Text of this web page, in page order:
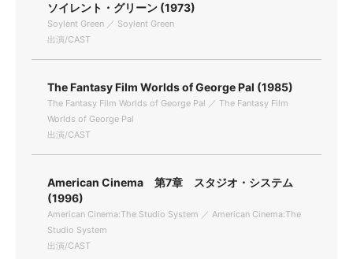
ソイレント・グリーン (1973)
Soylent Green ／ Soylent Green
出演/CAST
The Fantasy Film Worlds of George Pal (1985)
The Fantasy Film Worlds of George Pal ／ The Fantasy Film
Worlds of George Pal
出演/CAST
American Cinema 第7章 スタジオ・システム
(1996)
American Cinema:The Studio System ／ American Cinema:The
Studio System
出演/CAST